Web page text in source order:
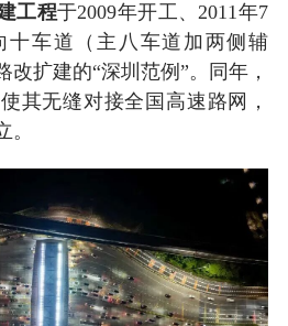
工程于2009年开工、2011年7
十车道（主八车道加两侧辅
扩建的“深圳范例”。同年，
其无缝对接全国高速路网，